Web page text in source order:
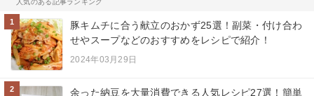
人気のある記事ランキング
1
豚キムチに合う献立のおかず25選！副菜・付け合わ
せやスープなどのおすすめをレシピで紹介！
2024年03月29日
2 余った納豆を大量消費できる人気レシピ27選！簡単